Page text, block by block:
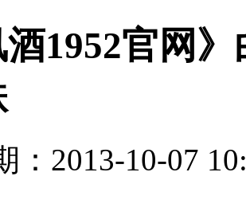
酒1952官网
：2013-10-07